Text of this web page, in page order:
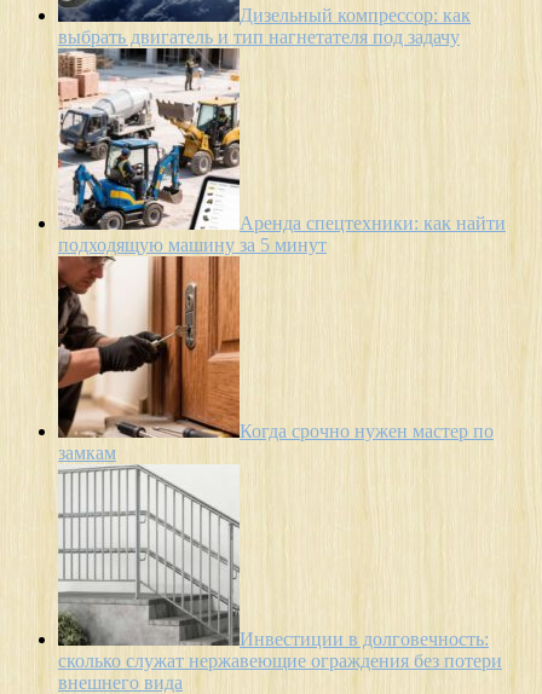
Дизельный компрессор: как
выбрать двигатель и тип нагнетателя под задачу
Аренда спецтехники: как найти
подходящую машину за 5 минут
Когда срочно нужен мастер по
замкам
Инвестиции в долговечность:
сколько служат нержавеющие ограждения без потери
внешнего вида